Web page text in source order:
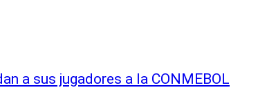
a sus jugadores a la CONMEBOL